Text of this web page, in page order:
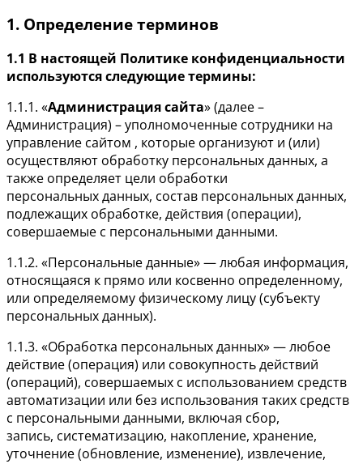
1. Определение терминов
1.1 В настоящей Политике конфиденциальности
используются следующие термины:
1.1.1. «Администрация сайта» (далее –
Администрация) – уполномоченные сотрудники на
управление сайтом , которые организуют и (или)
осуществляют обработку персональных данных, а
также определяет цели обработки
персональных данных, состав персональных данных,
подлежащих обработке, действия (операции),
совершаемые с персональными данными.
1.1.2. «Персональные данные» — любая информация,
относящаяся к прямо или косвенно определенному,
или определяемому физическому лицу (субъекту
персональных данных).
1.1.3. «Обработка персональных данных» — любое
действие (операция) или совокупность действий
(операций), совершаемых с использованием средств
автоматизации или без использования таких средств
с персональными данными, включая сбор,
запись, систематизацию, накопление, хранение,
уточнение (обновление, изменение), извлечение,